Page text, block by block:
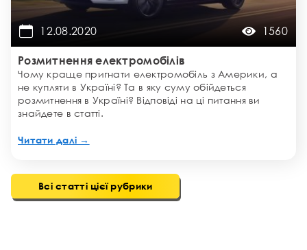
12.08.2020 1560
Розмитнення електромобілів
Чому краще пригнати електромобіль з Америки, а
не купляти в Україні? Та в яку суму обійдеться
розмитнення в Україні? Відповіді на ці питання ви
знайдете в статті.
Читати далі →
Всі статті цієї рубрики